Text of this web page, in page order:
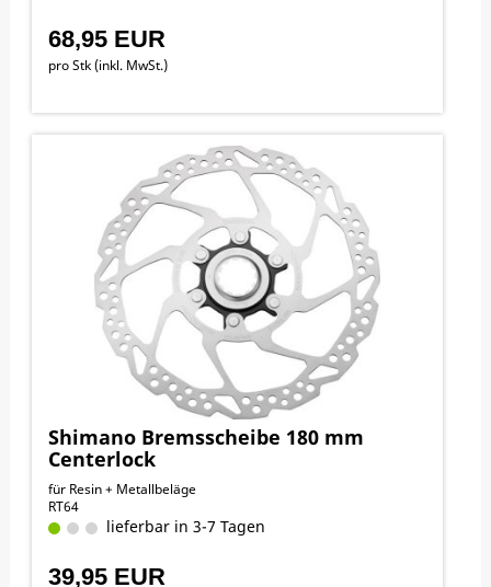
68,95 EUR
pro Stk (inkl. MwSt.)
Shimano Bremsscheibe 180 mm
Centerlock
für Resin + Metallbeläge
RT64
lieferbar in 3-7 Tagen
39,95 EUR